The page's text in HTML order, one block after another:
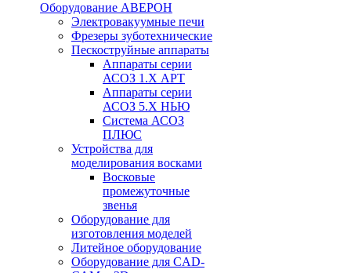
Оборудование АВЕРОН
Электровакуумные печи
Фрезеры зуботехнические
Пескоструйные аппараты
Аппараты серии
АСОЗ 1.Х АРТ
Аппараты серии
АСОЗ 5.Х НЬЮ
Система АСОЗ
ПЛЮС
Устройства для
моделирования восками
Восковые
промежуточные
звенья
Оборудование для
изготовления моделей
Литейное оборудование
Оборудование для CAD-